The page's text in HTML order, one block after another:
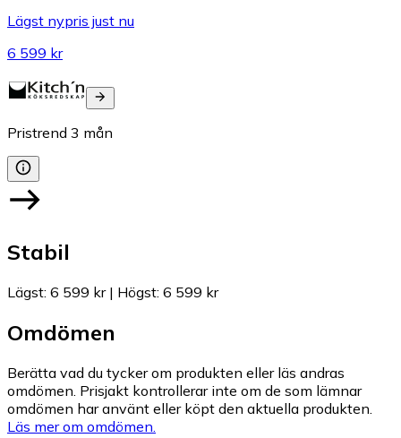
Lägst nypris just nu
6 599 kr
Pristrend 3 mån
Stabil
Lägst: 6 599 kr| Högst: 6 599 kr
Omdömen
Berätta vad du tycker om produkten eller läs andras
omdömen. Prisjakt kontrollerar inte om de som lämnar
omdömen har använt eller köpt den aktuella produkten.
Läs mer om omdömen.